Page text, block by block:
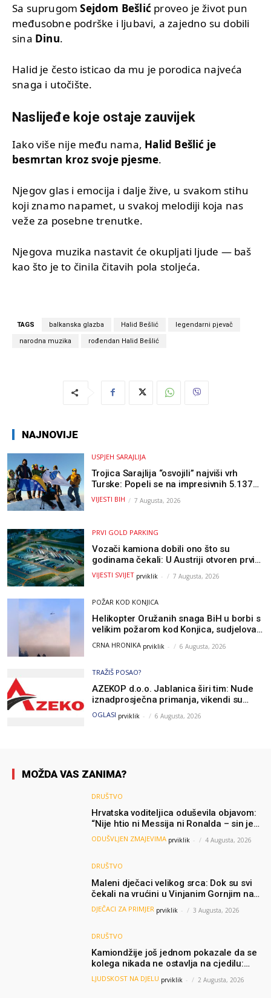
Sa suprugomSejdom Bešlić proveo je život pun
međusobne podrške i ljubavi, a zajedno su dobili
sina Dinu.
Halid je često isticao da mu je porodica najveća
snaga i utočište.
Naslijeđe koje ostaje zauvijek
Iako više nije među nama, Halid Bešlić je
besmrtan kroz svoje pjesme.
Njegov glas i emocija i dalje žive, u svakom stihu
koji znamo napamet, u svakoj melodiji koja nas
veže za posebne trenutke.
Njegova muzika nastavit će okupljati ljude — baš
kao što je to činila čitavih pola stoljeća.
TAGS balkanska glazba Halid Bešlić legendarni pjevač
narodna muzika rođendan Halid Bešlić
NAJNOVIJE
USPJEH SARAJLIJA
Trojica Sarajlija “osvojili” najviši vrh
Turske: Popeli se na impresivnih 5.137
metara
VIJESTI BIH 7 Augusta, 2026
PRVI GOLD PARKING
Vozači kamiona dobili ono što su
godinama čekali: U Austriji otvoren prvi
GOLD sigurni parking
VIJESTI SVIJET prviklik - 7 Augusta, 2026
POŽAR KOD KONJICA
Helikopter Oružanih snaga BiH u borbi s
velikim požarom kod Konjica, sudjelovao
i Air Tractor
CRNA HRONIKA prviklik - 6 Augusta, 2026
TRAŽIŠ POSAO?
AZEKOP d.o.o. Jablanica širi tim: Nude
iznadprosječna primanja, vikendi su
slobodni, traži se više radnika
OGLASI prviklik - 6 Augusta, 2026
MOŽDA VAS ZANIMA?
DRUŠTVO
Hrvatska voditeljica oduševila objavom:
“Nije htio ni Messija ni Ronalda – sin je
želio samo dres Bosne”
ODUŠVLJEN ZMAJEVIMA prviklik - 4 Augusta, 2026
DRUŠTVO
Maleni dječaci velikog srca: Dok su svi
čekali na vrućini u Vinjanim Gornjim na
granici, Ljubi i Šime su dijelili vodu
putnicima
DJEČACI ZA PRIMJER prviklik - 3 Augusta, 2026
DRUŠTVO
Kamiondžije još jednom pokazale da se
kolega nikada ne ostavlja na cjedilu:
Priča iz Hamburga dirnula mnoge
LJUDSKOST NA DJELU prviklik - 2 Augusta, 2026